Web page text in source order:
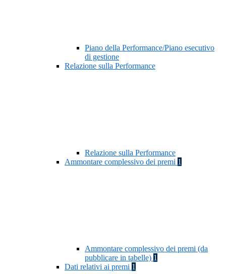
Piano della Performance/Piano esecutivo
di gestione
Relazione sulla Performance
Relazione sulla Performance
Ammontare complessivo dei premi 1
Ammontare complessivo dei premi (da
pubblicare in tabelle) 1
Dati relativi ai premi 1